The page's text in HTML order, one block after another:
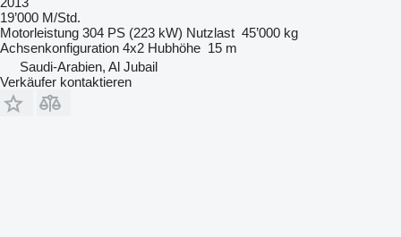
19’000 M/Std.
Motorleistung 304 PS (223 kW) Nutzlast 45’000 kg
Achsenkonfiguration 4x2 Hubhöhe 15 m
Saudi-Arabien, Al Jubail
Verkäufer kontaktieren